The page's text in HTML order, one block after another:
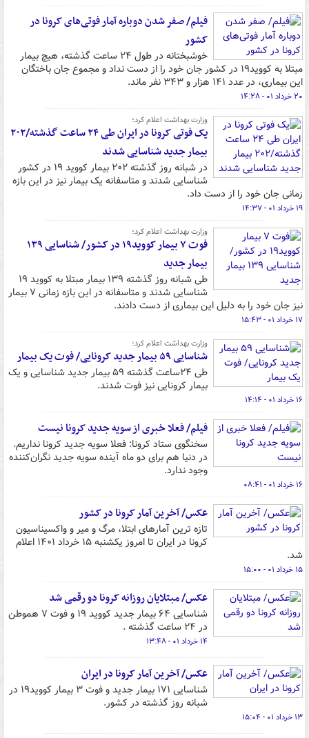
فیلم/ صفر شدن دوباره آمار فوتی‌های کرونا در
کشور
خوشبختانه در طول ۲۴ ساعت گذشته، هیچ بیمار
مبتلا به کووید۱۹ در کشور جان خود را از دست نداد و مجموع جان باختگان
این بیماری، در عدد ۱۴۱ هزار و ۳۴۳ نفر ماند.
۲۰ خرداد ۰۱ - ۱۴:۲۸
وزارت بهداشت اعلام کرد؛
یک فوتی کرونا در ایران طی ۲۴ ساعت گذشته/۲۰۲
بیمار جدید شناسایی شدند
در شبانه روز گذشته ۲۰۲ بیمار کووید ۱۹ در کشور
شناسایی شدند و متاسفانه یک بیمار نیز در این بازه
زمانی جان خود را از دست داد.
۱۹ خرداد ۰۱ - ۱۴:۳۷
وزارت بهداشت اعلام کرد؛
فوت ۷ بیمار کووید۱۹ در کشور/ شناسایی ۱۳۹
بیمار جدید
طی شبانه روز گذشته ۱۳۹ بیمار مبتلا به کووید ۱۹
شناسایی شدند و متاسفانه در این بازه زمانی ۷ بیمار
نیز جان خود را به دلیل این بیماری از دست دادند.
۱۷ خرداد ۰۱ - ۱۵:۴۳
وزارت بهداشت اعلام کرد؛
شناسایی ۵۹ بیمار جدید کرونایی/ فوت یک بیمار
طی ۲۴ساعت گذشته ۵۹ بیمار جدید شناسایی و یک
بیمار کرونایی نیز فوت شدند.
۱۶ خرداد ۰۱ - ۱۴:۱۴
فیلم/ فعلا خبری از سویه جدید کرونا نیست
سخنگوی ستاد کرونا: فعلا سویه جدید کرونا نداریم.
در دنیا هم برای دو ماه آینده سویه جدید نگران‌کننده
وجود ندارد.
۱۶ خرداد ۰۱ - ۰۸:۴۱
عکس/ آخرین آمار کرونا در کشور
تازه ترین آمارهای ابتلا، مرگ و میر و واکسیناسیون
کرونا در ایران تا امروز یکشنبه ۱۵ خرداد ۱۴۰۱ اعلام
شد.
۱۵ خرداد ۰۱ - ۱۵:۰۰
عکس/ مبتلایان روزانه کرونا دو رقمی شد
شناسایی ۶۴ بیمار جدید کووید ۱۹ و فوت ۷ هموطن
در ۲۴ ساعت گذشته ‌.
۱۴ خرداد ۰۱ - ۱۳:۴۸
عکس/ آخرین آمار کرونا در ایران
شناسایی ۱۷۱ بیمار جدید و فوت ۳ بیمار کووید۱۹ در
شبانه روز گذشته در کشور.
۱۳ خرداد ۰۱ - ۱۵:۰۴